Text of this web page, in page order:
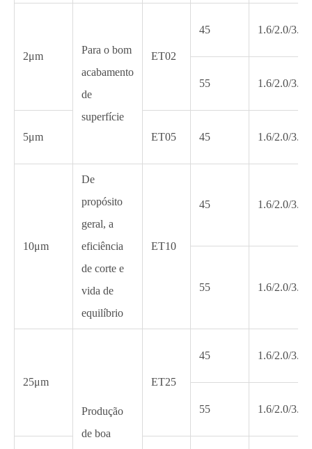
2μm
Para o bom
acabamento
de
superfície
ET02
45 1.6/2.0/3.2
55 1.6/2.0/3.2
5μm ET05 45 1.6/2.0/3.2
10μm
De
propósito
geral, a
eficiência
de corte e
vida de
equilíbrio
ET10
45 1.6/2.0/3.2
55 1.6/2.0/3.2
25μm
Produção
de boa
ET25
45 1.6/2.0/3.2
55 1.6/2.0/3.2